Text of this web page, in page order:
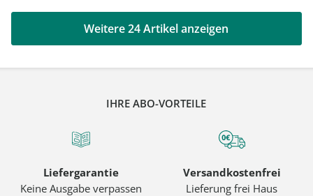
Weitere 24 Artikel anzeigen
IHRE ABO-VORTEILE
Liefergarantie
Keine Ausgabe verpassen
Versandkostenfrei
Lieferung frei Haus